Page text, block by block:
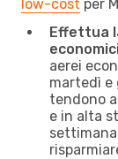
low-cost per
Effettua
aerei
martedì e
tendono
e in alta